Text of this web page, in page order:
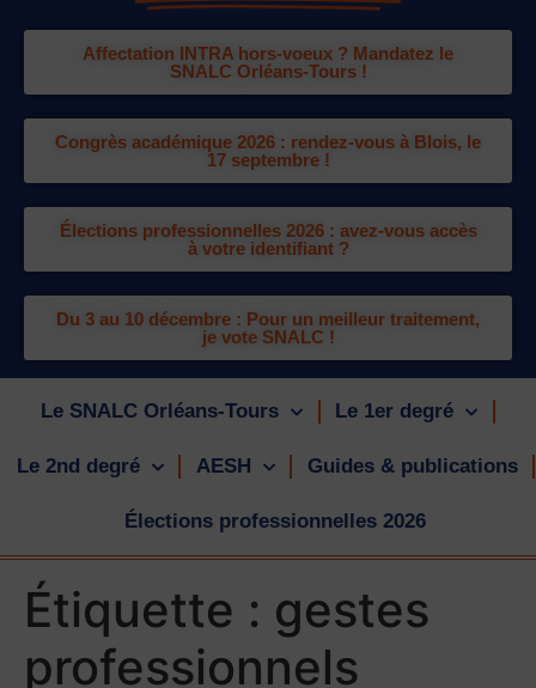
Affectation INTRA hors-voeux ? Mandatez le
SNALC Orléans-Tours !
Congrès académique 2026 : rendez-vous à Blois, le
17 septembre !
Élections professionnelles 2026 : avez-vous accès
à votre identifiant ?
Du 3 au 10 décembre : Pour un meilleur traitement,
je vote SNALC !
Le SNALC Orléans-Tours Le 1er degré
Le 2nd degré AESH Guides & publications
Élections professionnelles 2026
Étiquette : gestes
professionnels